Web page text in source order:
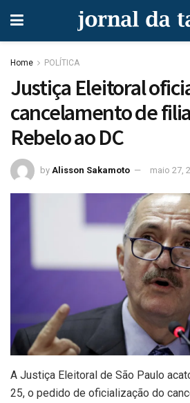
Home POLÍTICA
Justiça Eleitoral
cancelamento de
Rebelo ao DC
by Alisson Sakamoto maio 27,
A Justiça Eleitoral de São Paulo
25, o pedido de oficialização do